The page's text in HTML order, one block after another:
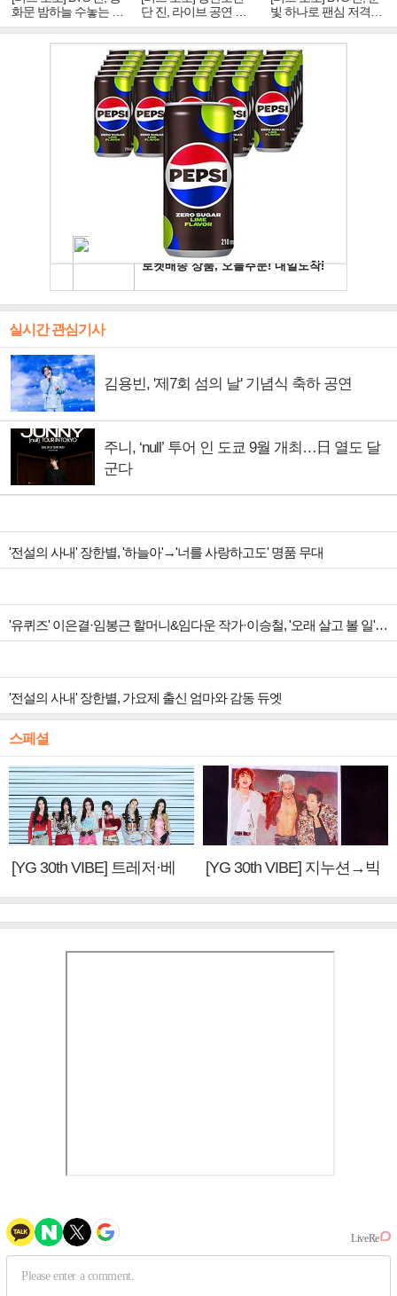
화문 밤하늘 수놓는 '비
주얼 킹'의 열창
단 진, 라이브 공연 중
빛나는 독보적 아우라
빛 하나로 팬심 저격…
독보적 카리스마
실시간 관심기사
김용빈, '제7회 섬의 날' 기념식 축하 공연
주니, ‘null’ 투어 인 도쿄 9월 개최…日 열도 달
군다
'전설의 사내' 장한별, '하늘아'→'너를 사랑하고도' 명품 무대
'유퀴즈' 이은결·임봉근 할머니&임다운 작가·이승철, '오래 살고 볼 일' 특집 출격
'전설의 사내' 장한별, 가요제 출신 엄마와 감동 듀엣
스페셜
[YG 30th VIBE] 트레저·베
[YG 30th VIBE] 지누션→빅